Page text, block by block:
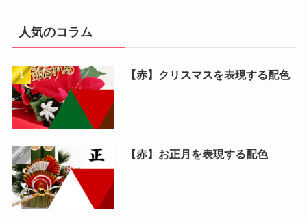
人気のコラム
【赤】クリスマスを表現する配色
【赤】お正月を表現する配色